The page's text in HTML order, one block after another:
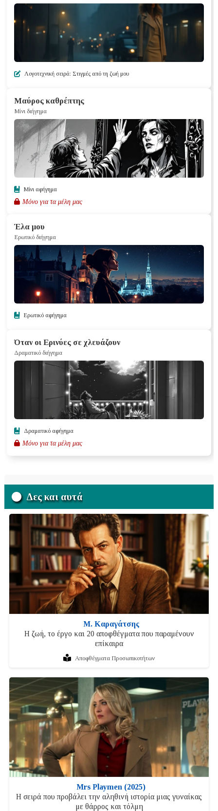
Λογοτεχνική σειρά: Στιγμές από τη ζωή μου
Μαύρος καθρέπτης
Μίνι διήγημα
Μίνι αφήγημα
Μόνο για τα μέλη μας
Έλα μου
Ερωτικό διήγημα
Ερωτικό αφήγημα
Όταν οι Ερινύες σε χλευάζουν
Δραματικό διήγημα
Δραματικό αφήγημα
Μόνο για τα μέλη μας
Δες και αυτά
Μ. Καραγάτσης
Η ζωή, το έργο και 20 αποφθέγματα που παραμένουν
επίκαιρα
Αποφθέγματα Προσωπικοτήτων
Mrs Playmen (2025)
Η σειρά που προβάλει την αληθινή ιστορία μιας γυναίκας
με θάρρος και τόλμη